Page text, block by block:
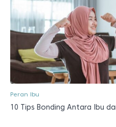
Peran Ibu
10 Tips Bonding Antara Ibu